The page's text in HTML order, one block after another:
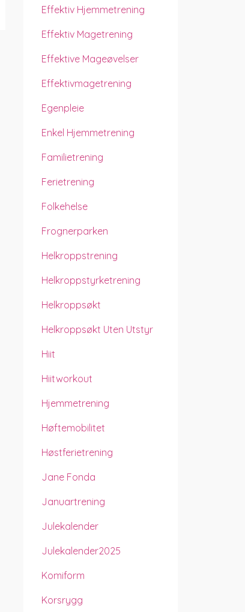
Effektiv Hjemmetrening
Effektiv Magetrening
Effektive Mageøvelser
Effektivmagetrening
Egenpleie
Enkel Hjemmetrening
Familietrening
Ferietrening
Folkehelse
Frognerparken
Helkroppstrening
Helkroppstyrketrening
Helkroppsøkt
Helkroppsøkt Uten Utstyr
Hiit
Hiitworkout
Hjemmetrening
Høftemobilitet
Høstferietrening
Jane Fonda
Januartrening
Julekalender
Julekalender2025
Komiform
Korsrygg